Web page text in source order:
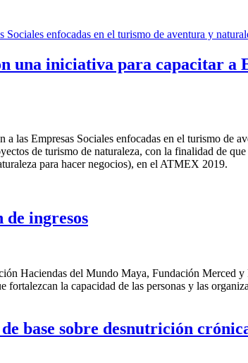
una iniciativa para capacitar a
Empresas Sociales enfocadas en el turismo de
de turismo de naturaleza, con la finalidad de
para hacer negocios), en el ATMEX 2019.
ingresos
Haciendas del Mundo Maya, Fundación Merced
la capacidad de las personas y las
base sobre desnutrición